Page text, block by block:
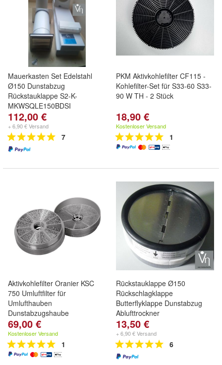
Mauerkasten Set Edelstahl
Ø150 Dunstabzug
Rückstauklappe S2-K-
MKWSQLE150BDSI
112,00 €
+ 6,90 € Versand
7
PKM Aktivkohlefilter CF115 -
Kohlefilter-Set für S33-60 S33-
90 W TH - 2 Stück
18,90 €
Kostenloser Versand
1
Aktivkohlefilter Oranier KSC
750 Umluftfilter für
Umlufthauben
Dunstabzugshaube
69,00 €
Kostenloser Versand
1
Rückstauklappe Ø150
Rückschlagklappe
Butterflyklappe Dunstabzug
Ablufttrockner
13,50 €
+ 6,90 € Versand
6